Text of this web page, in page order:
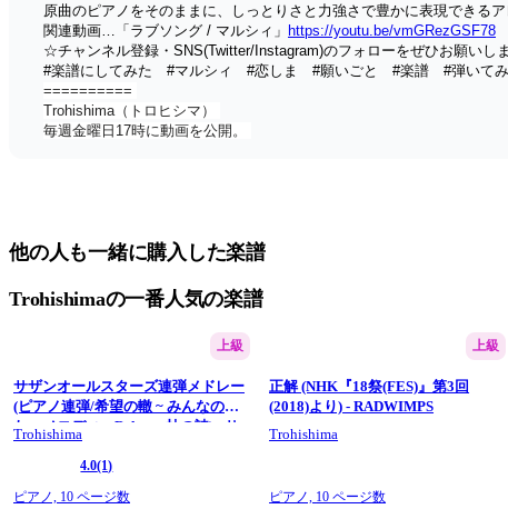
原曲のピアノをそのままに、しっとりさと力強さで豊かに表現できるア
関連動画…「ラブソング / マルシィ」 https://youtu.be/vmGRezGSF78
☆チャンネル登録・SNS(Twitter/Instagram)のフォローをぜひお願いし
#楽譜にしてみた　#マルシィ　#恋しま　#願いごと　#楽譜　#弾いて
==========
Trohishima（トロヒシマ）
毎週金曜日17時に動画を公開。
▼Instagram
他の人も一緒に購入した楽譜
Trohishimaの一番人気の楽譜
上級
サザンオールスターズ連弾メドレー
(ピアノ連弾/希望の轍 ~ みんなのう
た ~ メロディ ~ Relay～杜の詩) - サ
ザンオールスターズ
Trohishima
4.0(1)
ピアノ, 10 ページ数
上級
正解 (NHK『18祭(FES)』第3回
(2018)より) - RADWIMPS
Trohishima
ピアノ, 10 ページ数